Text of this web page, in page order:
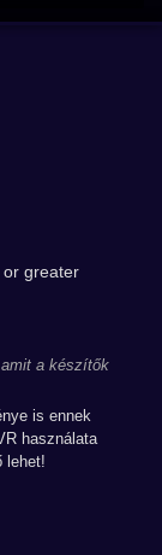
or greater
a készítők
is ennek
használata
lehet!